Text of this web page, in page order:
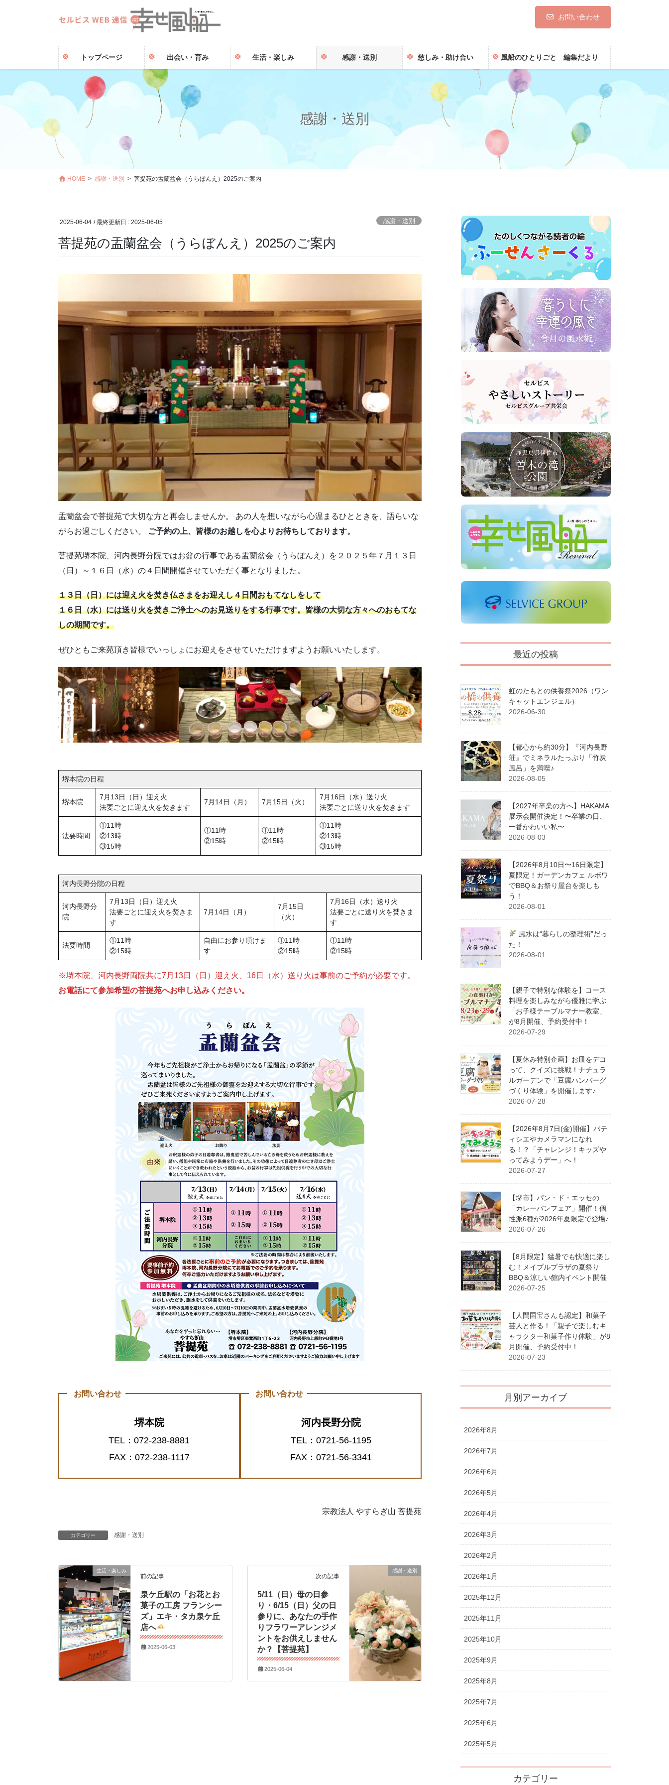
お問い合わせ
トップページ 出会い・育み 生活・楽しみ 感謝・送別 慈しみ・助け合い 風船のひとりごと 編集だより
感謝・送別
HOME 感謝・送別 菩提苑の盂蘭盆会（うらぼんえ）2025のご案内
2025-06-04 / 最終更新日 : 2025-06-05 感謝・送別
菩提苑の盂蘭盆会（うらぼんえ）2025のご案内
盂蘭盆会で菩提苑で大切な方と再会しませんか。 あの人を想いながら心温まるひとときを、語らいな
がらお過ごしください。
ご予約の上、皆様のお越しを心よりお待ちしております。
菩提苑堺本院、河内長野分院ではお盆の行事である盂蘭盆会（うらぼんえ）を２０２５年７月１３日
（日）～１６日（水）の４日間開催させていただく事となりました。
１３日（日）には迎え火を焚き仏さまをお迎えし４日間おもてなしをして
１６日（水）には送り火を焚きご浄土へのお見送りをする行事です。皆様の大切な方々へのおもてな
しの期間です。
ぜひともご来苑頂き皆様でいっしょにお迎えをさせていただけますようお願いいたします。
堺本院の日程
堺本院
7月13日（日）迎え火
法要ごとに迎え火を焚きます
7月14日（月） 7月15日（火）
7月16日（水）送り火
法要ごとに送り火を焚きます
法要時間
①11時
②13時
③15時
①11時
②15時
①11時
②15時
①11時
②13時
③15時
河内長野分院の日程
河内長野分
院
7月13日（日）迎え火
法要ごとに迎え火を焚きま
す
7月14日（月）
7月15日
（火）
7月16日（水）送り火
法要ごとに送り火を焚きま
す
法要時間
①11時
②15時
自由にお参り頂けま
す
①11時
②15時
①11時
②15時
※堺本院、河内長野両院共に7月13日（日）迎え火、16日（水）送り火は事前のご予約が必要です。
お電話にて参加希望の菩提苑へお申し込みください。
お問い合わせ
堺本院
TEL：072-238-8881
FAX：072-238-1117
お問い合わせ
河内長野分院
TEL：0721-56-1195
FAX：0721-56-3341
宗教法人 やすらぎ山 菩提苑
カテゴリー 感謝・送別
生活・楽しみ
前の記事
泉ケ丘駅の「お花とお
菓子の工房 フランシー
ズ」エキ・タカ泉ケ丘
店へ
2025-06-03
感謝・送別
次の記事
5/11（日）母の日参
り・6/15（日）父の日
参りに、あなたの手作
りフラワーアレンジメ
ントをお供えしません
か？【菩提苑】
2025-06-04
最近の投稿
虹のたもとの供養祭2026（ワン
キャットエンジェル）
2026-06-30
【都心から約30分】『河内長野
荘』でミネラルたっぷり「竹炭
風呂」を満喫♪
2026-08-05
【2027年卒業の方へ】HAKAMA
展示会開催決定！〜卒業の日、
一番かわいい私〜
2026-08-03
【2026年8月10日〜16日限定】
夏限定！ガーデンカフェ ルボワ
でBBQ＆お祭り屋台を楽しも
う！
2026-08-01
風水は“暮らしの整理術”だっ
た！
2026-08-01
【親子で特別な体験を】コース
料理を楽しみながら優雅に学ぶ
「お子様テーブルマナー教室」
が8月開催、予約受付中！
2026-07-29
【夏休み特別企画】お皿をデコ
って、クイズに挑戦！ナチュラ
ルガーデンで「豆腐ハンバーグ
づくり体験」を開催します♪
2026-07-28
【2026年8月7日(金)開催】パテ
ィシエやカメラマンになれ
る！？「チャレンジ！キッズや
ってみようデー」へ！
2026-07-27
【堺市】パン・ド・エッセの
「カレーパンフェア」開催！個
性派6種が2026年夏限定で登場♪
2026-07-26
【8月限定】猛暑でも快適に楽し
む！メイプルプラザの夏祭り
BBQ＆涼しい館内イベント開催
2026-07-25
【人間国宝さんも認定】和菓子
芸人と作る！「親子で楽しむキ
ャラクター和菓子作り体験」が8
月開催、予約受付中！
2026-07-23
月別アーカイブ
2026年8月
2026年7月
2026年6月
2026年5月
2026年4月
2026年3月
2026年2月
2026年1月
2025年12月
2025年11月
2025年10月
2025年9月
2025年8月
2025年7月
2025年6月
2025年5月
カテゴリー